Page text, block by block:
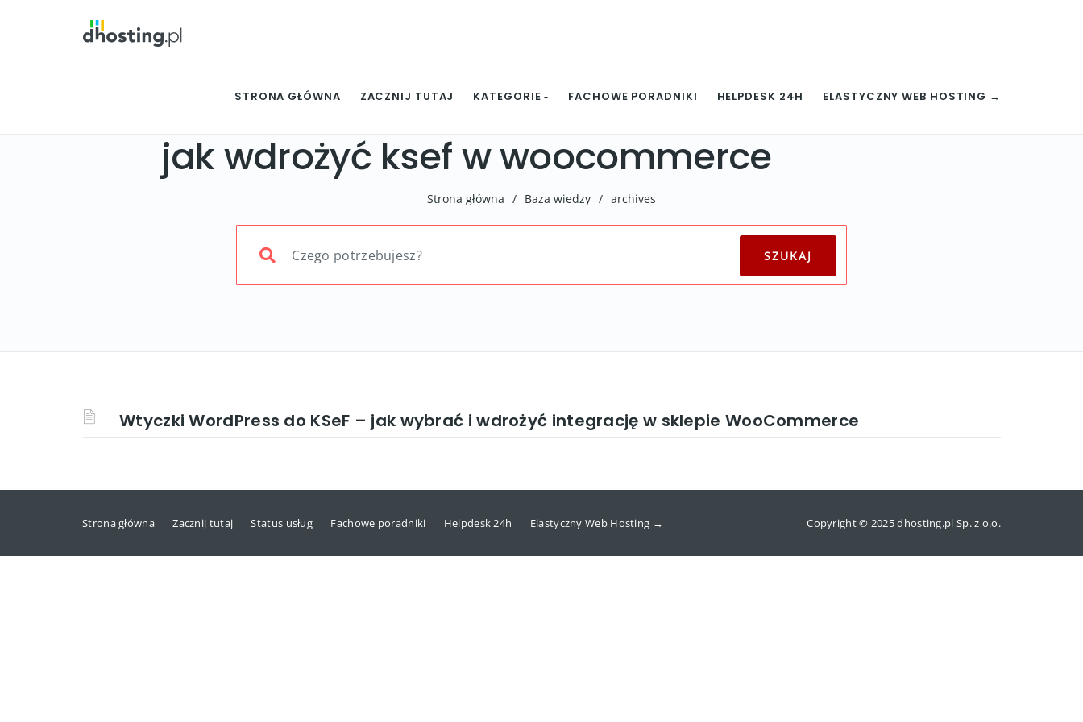
STRONA GŁÓWNA ZACZNIJ TUTAJ KATEGORIE FACHOWE PORADNIKI HELPDESK 24H ELASTYCZNY WEB HOSTING →
jak wdrożyć ksef w woocommerce
Strona główna / Baza wiedzy / archives
Wtyczki WordPress do KSeF – jak wybrać i wdrożyć integrację w sklepie WooCommerce
Strona główna Zacznij tutaj Status usług Fachowe poradniki Helpdesk 24h Elastyczny Web Hosting → Copyright © 2025 dhosting.pl Sp. z o.o.